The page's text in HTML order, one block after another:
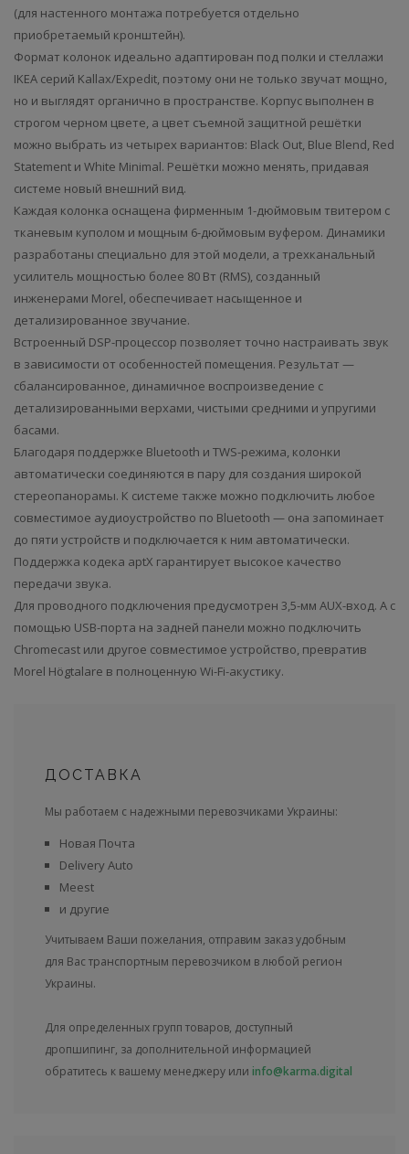
(для настенного монтажа потребуется отдельно
приобретаемый кронштейн).
Формат колонок идеально адаптирован под полки и стеллажи
IKEA серий Kallax/Expedit, поэтому они не только звучат мощно,
но и выглядят органично в пространстве. Корпус выполнен в
строгом черном цвете, а цвет съемной защитной решётки
можно выбрать из четырех вариантов: Black Out, Blue Blend, Red
Statement и White Minimal. Решётки можно менять, придавая
системе новый внешний вид.
Каждая колонка оснащена фирменным 1-дюймовым твитером с
тканевым куполом и мощным 6-дюймовым вуфером. Динамики
разработаны специально для этой модели, а трехканальный
усилитель мощностью более 80 Вт (RMS), созданный
инженерами Morel, обеспечивает насыщенное и
детализированное звучание.
Встроенный DSP-процессор позволяет точно настраивать звук
в зависимости от особенностей помещения. Результат —
сбалансированное, динамичное воспроизведение с
детализированными верхами, чистыми средними и упругими
басами.
Благодаря поддержке Bluetooth и TWS-режима, колонки
автоматически соединяются в пару для создания широкой
стереопанорамы. К системе также можно подключить любое
совместимое аудиоустройство по Bluetooth — она запоминает
до пяти устройств и подключается к ним автоматически.
Поддержка кодека aptX гарантирует высокое качество
передачи звука.
Для проводного подключения предусмотрен 3,5-мм AUX-вход. А с
помощью USB-порта на задней панели можно подключить
Chromecast или другое совместимое устройство, превратив
Morel Högtalare в полноценную Wi-Fi-акустику.
ДОСТАВКА
Мы работаем с надежными перевозчиками Украины:
Новая Почта
Delivery Auto
Meest
и другие
Учитываем Ваши пожелания, отправим заказ удобным
для Вас транспортным перевозчиком в любой регион
Украины.
Для определенных групп товаров, доступный
дропшипинг, за дополнительной информацией
обратитесь к вашему менеджеру или info@karma.digital